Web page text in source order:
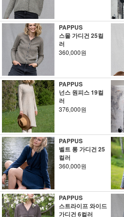
PAPPUS
스몰 가디건 25컬
러
360,000원
PAPPUS
넌스 원피스 19컬
러
376,000원
PAPPUS
벨트 롱 가디건 25
컬러
360,000원
PAPPUS
스트라이프 와이드
가디건 6컬러